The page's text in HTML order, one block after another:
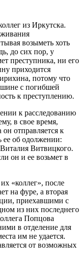
из Иркутска.
возыметь хоть
до сих пор, у
преступника, ни его
приходится
потому что
с погибшей
к преступлению.
к расследованию
в свое время,
отправляется к
об одолжении:
Витвицкого.
он и ее возьмет в
«коллег», после
на фуре, а вторая
приехавшими с
из них последнего
Попцова
в отделение для
им не удается.
от возможных